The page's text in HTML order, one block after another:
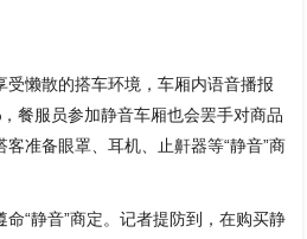
懒散的搭车环境，车厢内语音播报
餐服员参加静音车厢也会罢手对商品
准备眼罩、耳机、止鼾器等“静音”商
“静音”商定。记者提防到，在购买静